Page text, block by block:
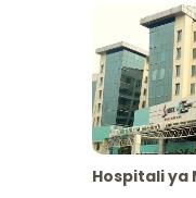
Hospitali ya